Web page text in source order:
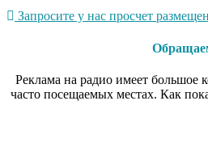
Запросите у нас просчет
Реклама на радио имеет большое
часто посещаемых местах. Как